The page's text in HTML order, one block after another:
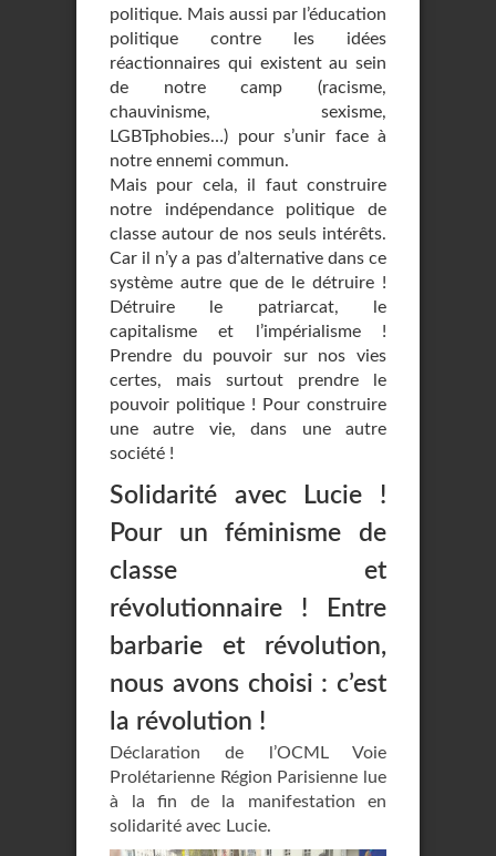
politique. Mais aussi par l’éducation
politique contre les idées
réactionnaires qui existent au sein
de notre camp (racisme,
chauvinisme, sexisme,
LGBTphobies…) pour s’unir face à
notre ennemi commun.
Mais pour cela, il faut construire
notre indépendance politique de
classe autour de nos seuls intérêts.
Car il n’y a pas d’alternative dans ce
système autre que de le détruire !
Détruire le patriarcat, le
capitalisme et l’impérialisme !
Prendre du pouvoir sur nos vies
certes, mais surtout prendre le
pouvoir politique ! Pour construire
une autre vie, dans une autre
société !
Solidarité avec Lucie !
Pour un féminisme de
classe et
révolutionnaire ! Entre
barbarie et révolution,
nous avons choisi : c’est
la révolution !
Déclaration de l’OCML Voie
Prolétarienne Région Parisienne lue
à la fin de la manifestation en
solidarité avec Lucie.